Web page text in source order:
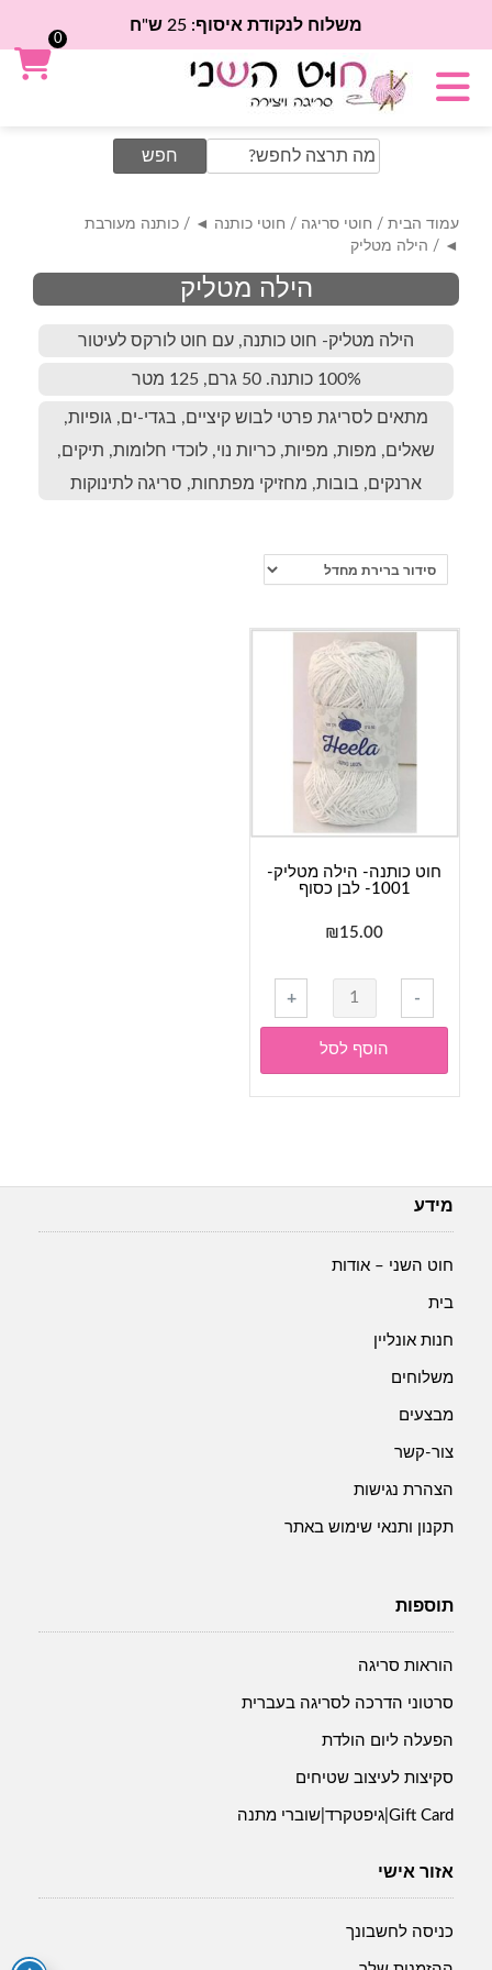
משלוח לנקודת איסוף: 25 ש"ח
Search
for:
עמוד הבית / חוטי סריגה / חוטי כותנה ◄ / כותנה מעורבת
◄ / הילה מטליק
הילה מטליק
הילה מטליק- חוט כותנה, עם חוט לורקס לעיטור
100% כותנה. 50 גרם, 125 מטר
מתאים לסריגת פרטי לבוש קיציים, בגדי-ים, גופיות,
שאלים, מפות, מפיות, כריות נוי, לוכדי חלומות, תיקים,
ארנקים, בובות, מחזיקי מפתחות, סריגה לתינוקות
חוט כותנה- הילה מטליק-
1001- לבן כסוף
₪15.00
-
+
הוסף לסל
מידע
חוט השני – אודות
בית
חנות אונליין
משלוחים
מבצעים
צור-קשר
הצהרת נגישות
תקנון ותנאי שימוש באתר
תוספות
הוראות סריגה
סרטוני הדרכה לסריגה בעברית
הפעלה ליום הולדת
סקיצות לעיצוב שטיחים
Gift Card|גיפטקרד|שוברי מתנה
אזור אישי
כניסה לחשבונך
0